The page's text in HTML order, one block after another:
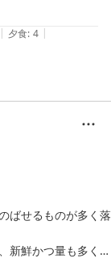
| 夕食: 4 |
ばせるものが多く落
新鮮かつ量も多くて